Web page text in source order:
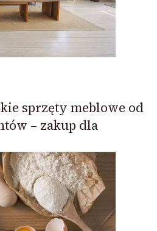
sprzęty meblowe od
– zakup dla